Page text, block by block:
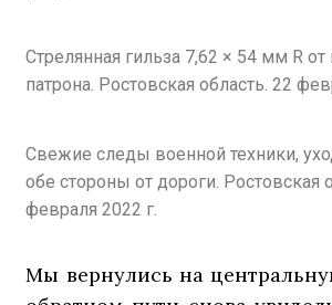
Стрелянная гильза 7,62 × 54 мм R от
патрона. Ростовская область. 22
Свежие следы военной техники,
обе стороны от дороги. Ростовская
февраля 2022 г.
Мы вернулись на